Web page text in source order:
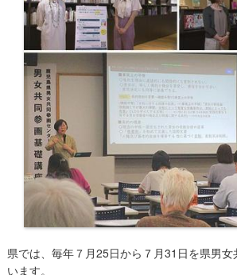
県では、毎年７月25日から７月31日を県男
います。